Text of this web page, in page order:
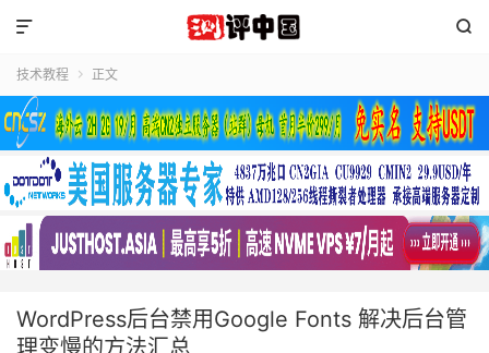


技术教程  正文
WordPress后台禁用Google Fonts 解决后台管
理变慢的方法汇总